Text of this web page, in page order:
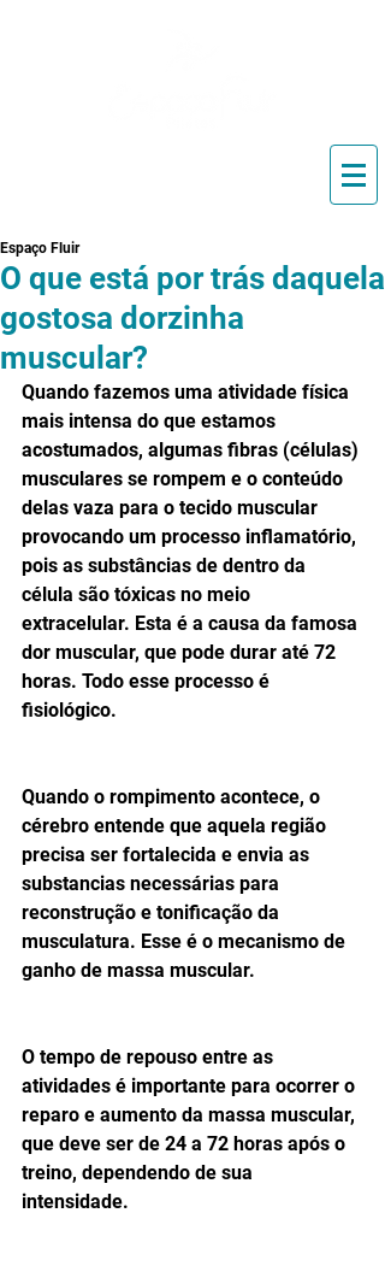
O que está por trás daquela
gostosa dorzinha
muscular?
Espaço Fluir
Quando fazemos uma atividade física
mais intensa do que estamos
acostumados, algumas fibras (células)
musculares se rompem e o conteúdo
delas vaza para o tecido muscular
provocando um processo inflamatório,
pois as substâncias de dentro da
célula são tóxicas no meio
extracelular. Esta é a causa da famosa
dor muscular, que pode durar até 72
horas. Todo esse processo é
fisiológico.
Quando o rompimento acontece, o
cérebro entende que aquela região
precisa ser fortalecida e envia as
substancias necessárias para
reconstrução e tonificação da
musculatura. Esse é o mecanismo de
ganho de massa muscular.
O tempo de repouso entre as
atividades é importante para ocorrer o
reparo e aumento da massa muscular,
que deve ser de 24 a 72 horas após o
treino, dependendo de sua
intensidade.